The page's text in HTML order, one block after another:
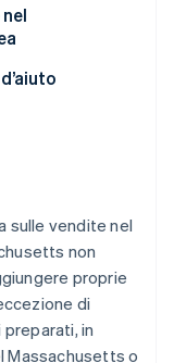
sulle vendite nel
non
proprie
di
in
Massachusetts o